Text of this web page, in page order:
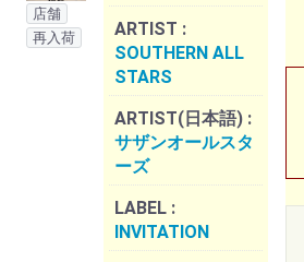
店舗
再入荷
ARTIST :
SOUTHERN ALL
STARS
ARTIST(日本語) :
サザンオールスタ
ーズ
LABEL :
INVITATION